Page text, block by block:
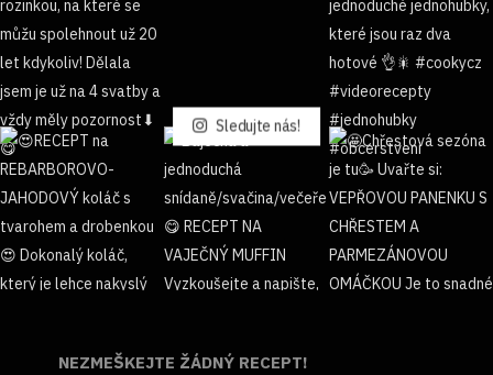
Sledujte nás!
NEZMEŠKEJTE ŽÁDNÝ RECEPT!